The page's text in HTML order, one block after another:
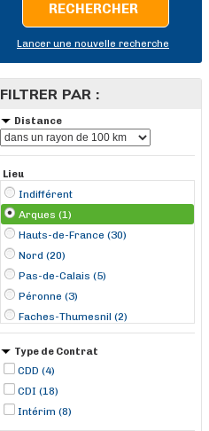
RECHERCHER
Lancer une nouvelle recherche
FILTRER PAR :
Distance
Lieu
Indifférent
Arques (1)
Hauts-de-France (30)
Nord (20)
Pas-de-Calais (5)
Péronne (3)
Faches-Thumesnil (2)
Râches (2)
Wingles (2)
Écaillon (2)
Albert (1)
Auberchicourt (1)
Type de Contrat
CDD (4)
CDI (18)
Intérim (8)